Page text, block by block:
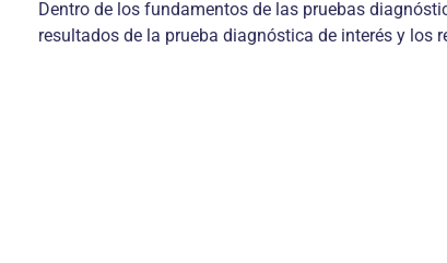
Dentro de los fundamentos de las pruebas
resultados de la prueba diagnóstica de interés y los